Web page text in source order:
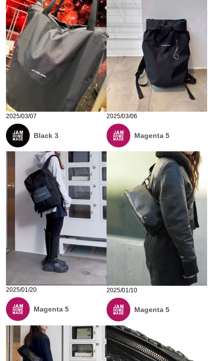
2025/03/07
Black 3
2025/03/06
Magenta 5
2025/01/20
Magenta 5
2025/01/10
Magenta 5